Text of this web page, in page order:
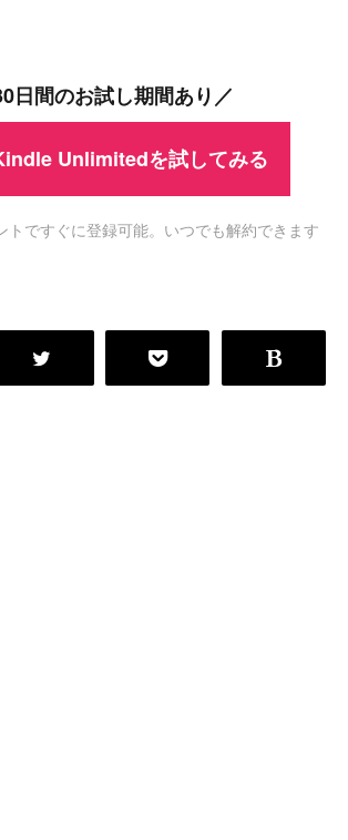
日間のお試し期間あり／
Unlimitedを試してみる
トですぐに登録可能。いつでも解約できます